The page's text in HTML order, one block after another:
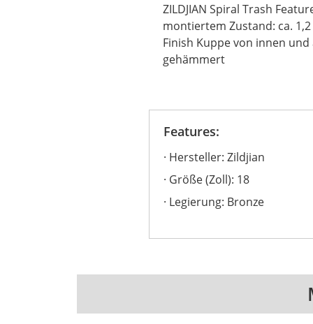
ZILDJIAN Spiral Trash
montiertem Zustand: ca.
Finish Kuppe von innen
gehämmert
Features:
Hersteller: Zildjian
Größe (Zoll): 18
Legierung: Bronze